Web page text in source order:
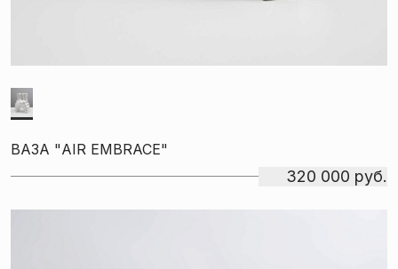
ВАЗА "AIR EMBRACE"
320 000 руб.